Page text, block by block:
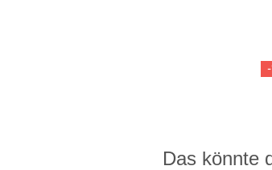
-
Das könnte